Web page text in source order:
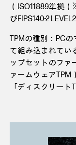
（ISO11889準拠
びFIPS140-2
TPMの種別：PC
て組み込まれてい
ップセットのファ
ァームウェアTPM
「ディスクリート